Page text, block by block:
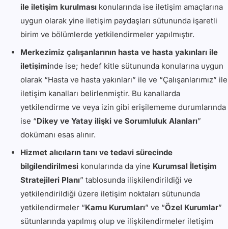
ile iletişim kurulması konularında ise iletişim amaçlarına
uygun olarak yine iletişim paydaşları sütununda işaretli
birim ve bölümlerde yetkilendirmeler yapılmıştır.
Merkezimiz çalışanlarının hasta ve hasta yakınları ile
iletişiminde ise; hedef kitle sütununda konularına uygun
olarak “Hasta ve hasta yakınları” ile ve “Çalışanlarımız” ile
iletişim kanalları belirlenmiştir. Bu kanallarda
yetkilendirme ve veya izin gibi erişilememe durumlarında
ise “Dikey ve Yatay ilişki ve Sorumluluk Alanları”
dokümanı esas alınır.
Hizmet alıcıların tanı ve tedavi sürecinde
bilgilendirilmesi konularında da yine Kurumsal İletişim
Stratejileri Planı” tablosunda ilişkilendirildiği ve
yetkilendirildiği üzere iletişim noktaları sütununda
yetkilendirmeler “Kamu Kurumları” ve “Özel Kurumlar”
sütunlarında yapılmış olup ve ilişkilendirmeler iletişim